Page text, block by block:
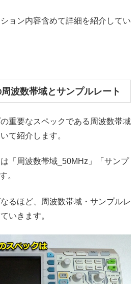
ョン内容含めて詳細を紹介してい
波数帯域とサンプルレート
重要なスペックである周波数帯域
て紹介します。
「周波数帯域_50MHz」「サンプ
。
るほど、周波数帯域・サンプルレ
いきます。